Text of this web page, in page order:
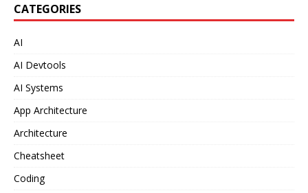
CATEGORIES
AI
AI Devtools
AI Systems
App Architecture
Architecture
Cheatsheet
Coding